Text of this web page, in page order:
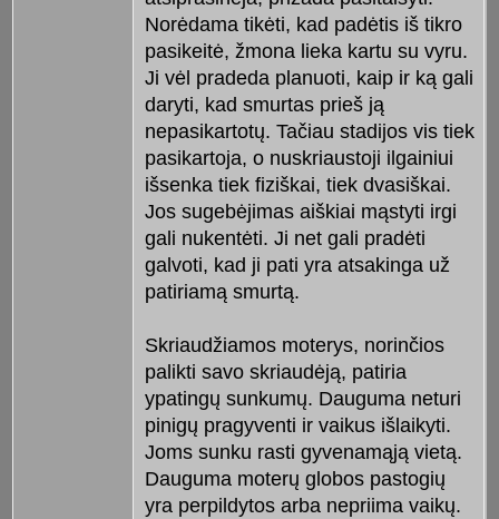
Norėdama tikėti, kad padėtis iš tikro
pasikeitė, žmona lieka kartu su vyru.
Ji vėl pradeda planuoti, kaip ir ką gali
daryti, kad smurtas prieš ją
nepasikartotų. Tačiau stadijos vis tiek
pasikartoja, o nuskriaustoji ilgainiui
išsenka tiek fiziškai, tiek dvasiškai.
Jos sugebėjimas aiškiai mąstyti irgi
gali nukentėti. Ji net gali pradėti
galvoti, kad ji pati yra atsakinga už
patiriamą smurtą.
Skriaudžiamos moterys, norinčios
palikti savo skriaudėją, patiria
ypatingų sunkumų. Dauguma neturi
pinigų pragyventi ir vaikus išlaikyti.
Joms sunku rasti gyvenamąją vietą.
Dauguma moterų globos pastogių
yra perpildytos arba nepriima vaikų.